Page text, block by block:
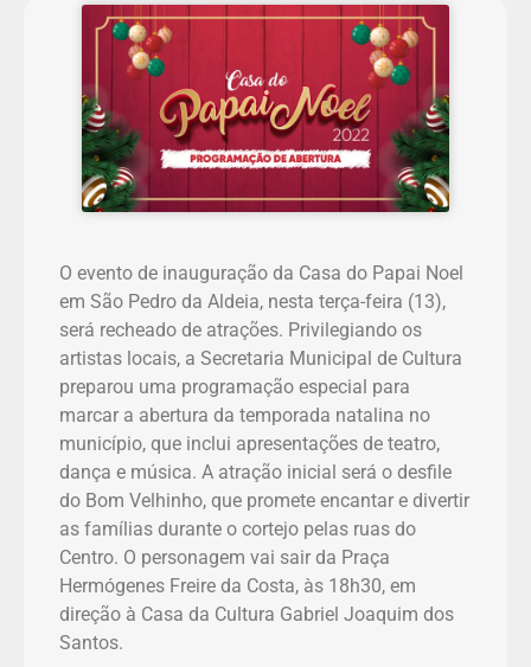
O evento de inauguração da Casa do Papai Noel
em São Pedro da Aldeia, nesta terça-feira (13),
será recheado de atrações. Privilegiando os
artistas locais, a Secretaria Municipal de Cultura
preparou uma programação especial para
marcar a abertura da temporada natalina no
município, que inclui apresentações de teatro,
dança e música. A atração inicial será o desfile
do Bom Velhinho, que promete encantar e divertir
as famílias durante o cortejo pelas ruas do
Centro. O personagem vai sair da Praça
Hermógenes Freire da Costa, às 18h30, em
direção à Casa da Cultura Gabriel Joaquim dos
Santos.